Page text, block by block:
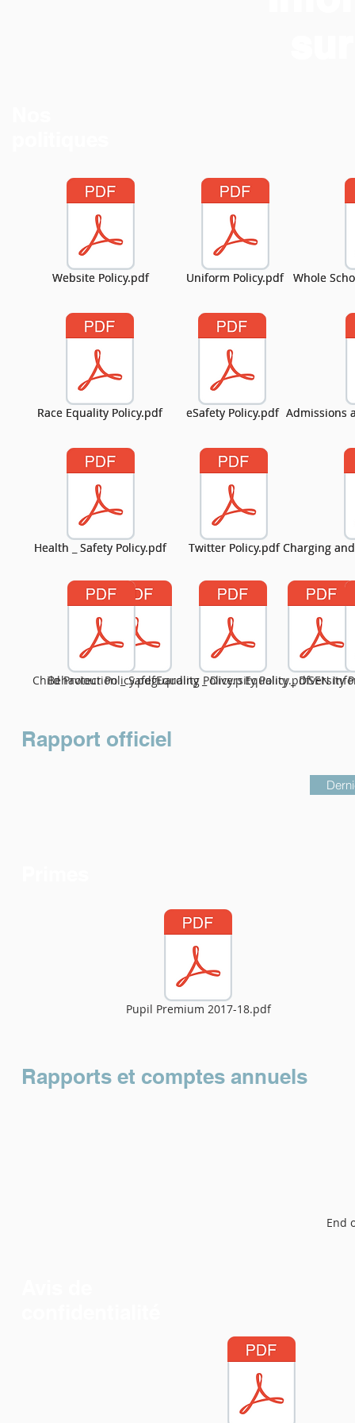
Website Policy.pdf Uniform Policy.pdf Whole
Race Equality Policy.pdf eSafety Policy.pdf Admissions
Health _ Safety Policy.pdf Twitter Policy.pdf Charging
Child Protection _ Safeguarding Policy.pEquality _ Diversity
Website Policy.pdf Uniform Policy.pdf Whole
Race Equality Policy.pdf eSafety Policy.pdf Admissions
Health _ Safety Policy.pdf Twitter Policy.pdf Charging
Behaviour Policy.pdfEquality _ Diversity Policy.pdfSEN
Rapport officiel
Pupil Premium 2017-18.pdf
Rapports et comptes annuels
End